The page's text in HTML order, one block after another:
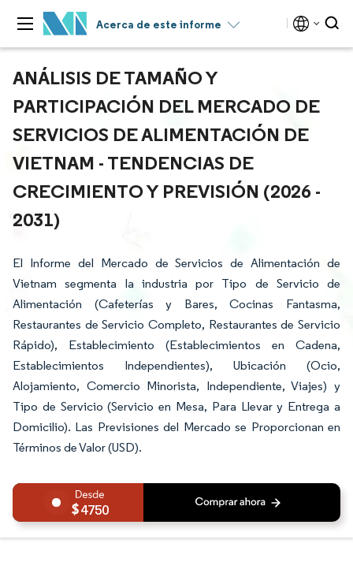
Acerca de este informe
ANÁLISIS DE TAMAÑO Y
PARTICIPACIÓN DEL MERCADO DE
SERVICIOS DE ALIMENTACIÓN DE
VIETNAM - TENDENCIAS DE
CRECIMIENTO Y PREVISIÓN (2026 -
2031)
El Informe del Mercado de Servicios de Alimentación de
Vietnam segmenta la industria por Tipo de Servicio de
Alimentación (Cafeterías y Bares, Cocinas Fantasma,
Restaurantes de Servicio Completo, Restaurantes de Servicio
Rápido), Establecimiento (Establecimientos en Cadena,
Establecimientos Independientes), Ubicación (Ocio,
Alojamiento, Comercio Minorista, Independiente, Viajes) y
Tipo de Servicio (Servicio en Mesa, Para Llevar y Entrega a
Domicilio). Las Previsiones del Mercado se Proporcionan en
Términos de Valor (USD).
4750